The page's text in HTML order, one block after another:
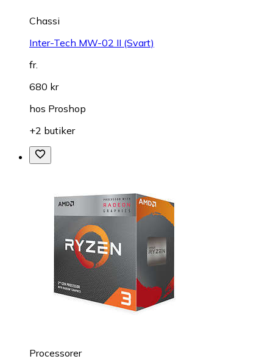
Chassi
Inter-Tech MW-02 II (Svart)
fr.
680 kr
hos Proshop
+2 butiker
Processorer